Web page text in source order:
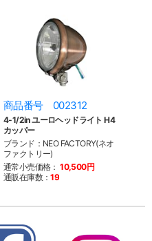
商品番号 002312
4-1/2in ユーロヘッドライト H4
カッパー
ブランド：NEO FACTORY(ネオ
ファクトリー)
通常小売価格： 10,500円
通販在庫数：19